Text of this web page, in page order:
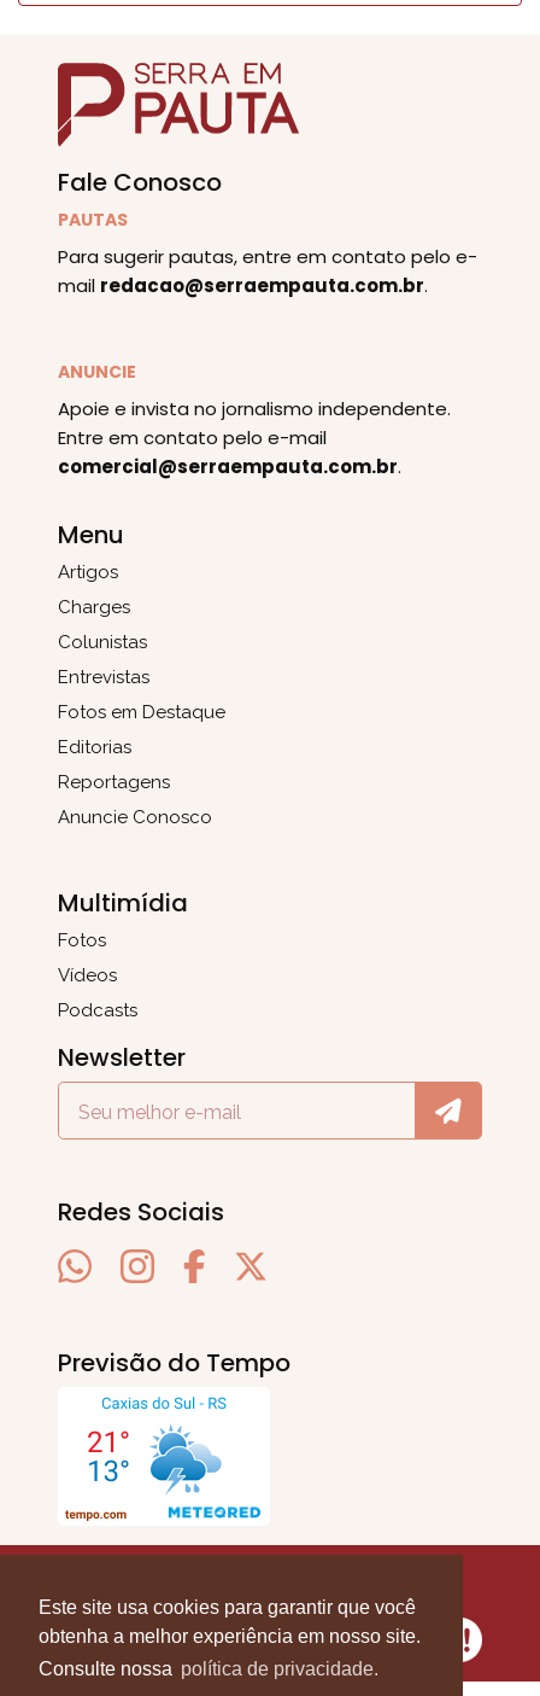
Este site usa cookies para garantir que você
obtenha a melhor experiência em nosso site.
Consulte nossa política de privacidade.
Fale Conosco
PAUTAS
Para sugerir pautas, entre em contato pelo e-
mail redacao@serraempauta.com.br.
ANUNCIE
Apoie e invista no jornalismo independente.
Entre em contato pelo e-mail
comercial@serraempauta.com.br.
Menu
Artigos
Charges
Colunistas
Entrevistas
Fotos em Destaque
Editorias
Reportagens
Anuncie Conosco
Multimídia
Fotos
Vídeos
Podcasts
Newsletter
Redes Sociais
Previsão do Tempo
Direitos Reservados.